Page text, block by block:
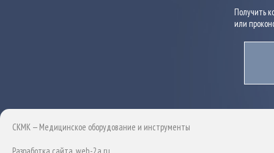
Получить
или
СКМК — Медицинское оборудование и инструменты